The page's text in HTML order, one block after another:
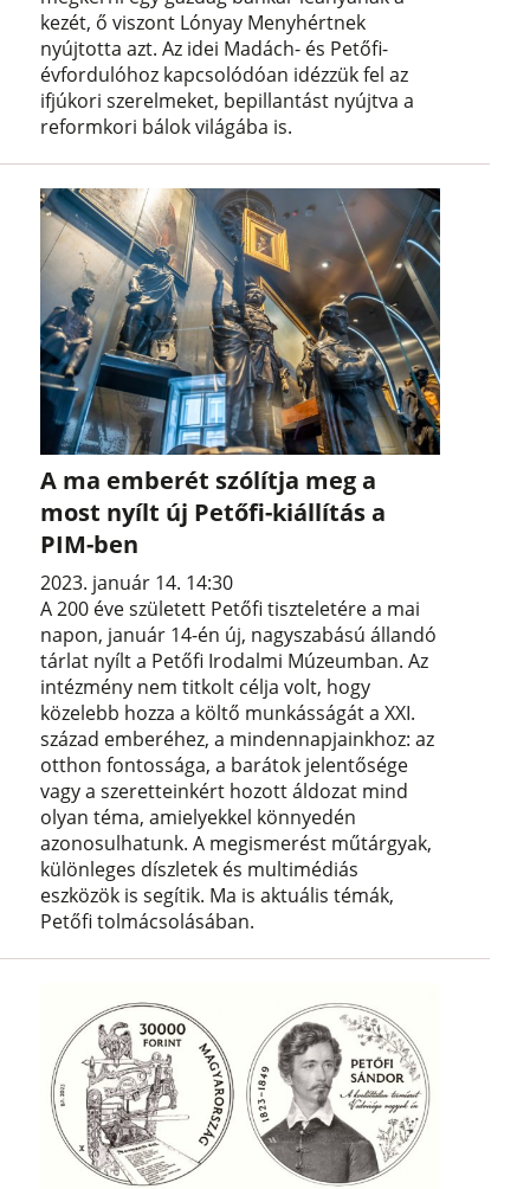
kezét, ő viszont Lónyay Menyhértnek
nyújtotta azt. Az idei Madách- és Petőfi-
évfordulóhoz kapcsolódóan idézzük fel az
ifjúkori szerelmeket, bepillantást nyújtva a
reformkori bálok világába is.
A ma emberét szólítja meg a
most nyílt új Petőfi-kiállítás a
PIM-ben
2023. január 14. 14:30
A 200 éve született Petőfi tiszteletére a mai
napon, január 14-én új, nagyszabású állandó
tárlat nyílt a Petőfi Irodalmi Múzeumban. Az
intézmény nem titkolt célja volt, hogy
közelebb hozza a költő munkásságát a XXI.
század emberéhez, a mindennapjainkhoz: az
otthon fontossága, a barátok jelentősége
vagy a szeretteinkért hozott áldozat mind
olyan téma, amielyekkel könnyedén
azonosulhatunk. A megismerést műtárgyak,
különleges díszletek és multimédiás
eszközök is segítik. Ma is aktuális témák,
Petőfi tolmácsolásában.